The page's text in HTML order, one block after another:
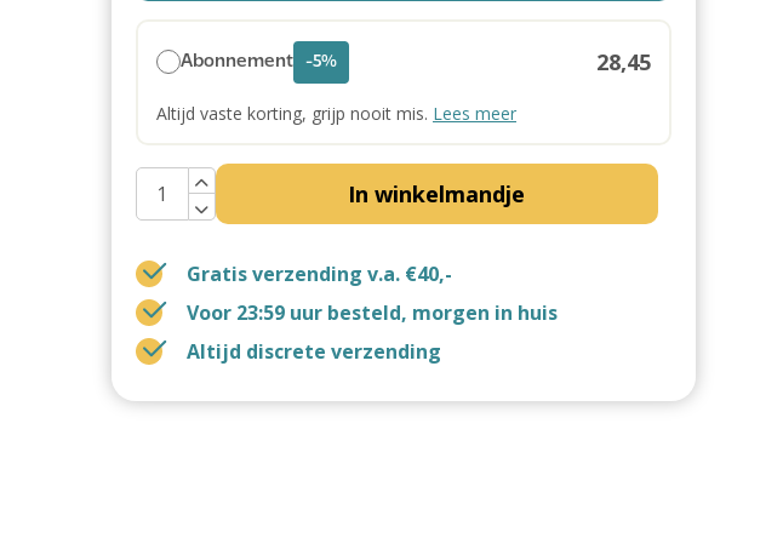
Abonnement -5% 28,45
Altijd vaste korting, grijp nooit mis. Lees meer
In winkelmandje
Gratis verzending v.a. €40,-
Voor 23:59 uur besteld, morgen in huis
Altijd discrete verzending